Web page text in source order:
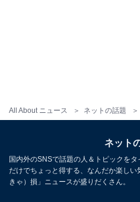
All About ニュース ネットの話題
ネット
国内外のSNSで話題の人＆トピックを
だけでちょっと得する、なんだか楽し
きゃ）損」ニュースが盛りだくさん。